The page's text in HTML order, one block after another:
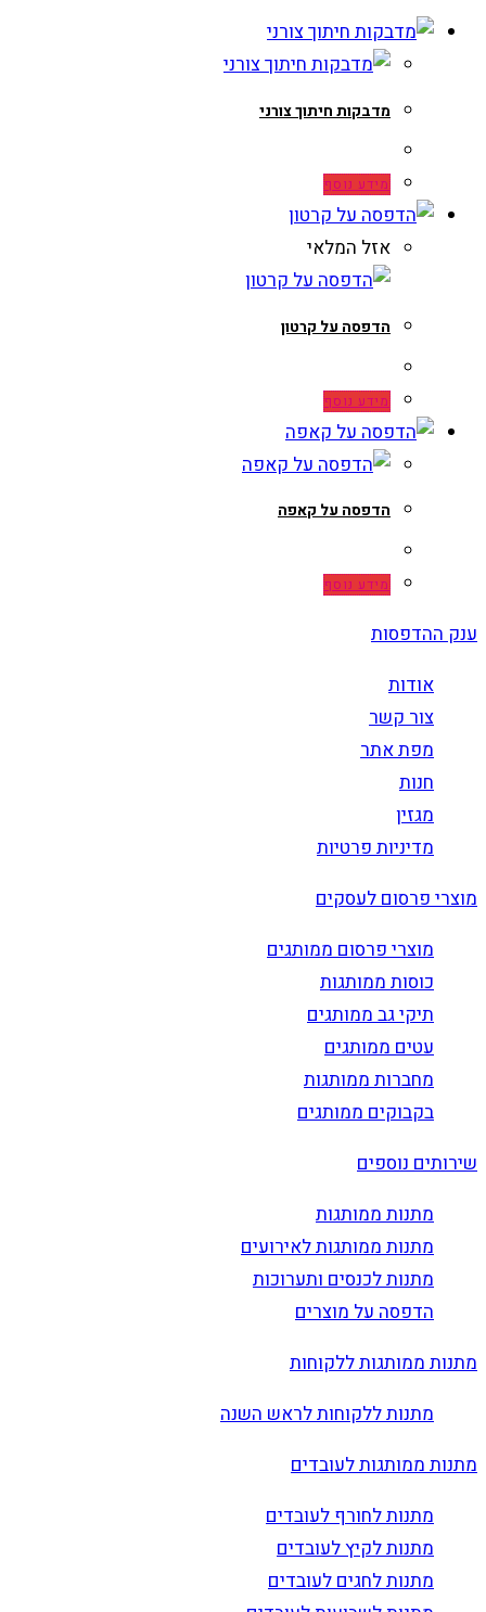
מדבקות חיתוך צורני
מידע נוסף
אזל המלאי
הדפסה על קרטון
מידע נוסף
הדפסה על קאפה
מידע נוסף
ענק ההדפסות
אודות
צור קשר
מפת אתר
חנות
מגזין
מדיניות פרטיות
מוצרי פרסום לעסקים
מוצרי פרסום ממותגים
כוסות ממותגות
תיקי גב ממותגים
עטים ממותגים
מחברות ממותגות
בקבוקים ממותגים
שירותים נוספים
מתנות ממותגות
מתנות ממותגות לאירועים
מתנות לכנסים ותערוכות
הדפסה על מוצרים
מתנות ממותגות ללקוחות
מתנות ללקוחות לראש השנה
מתנות ממותגות לעובדים
מתנות לחורף לעובדים
מתנות לקיץ לעובדים
מתנות לחגים לעובדים